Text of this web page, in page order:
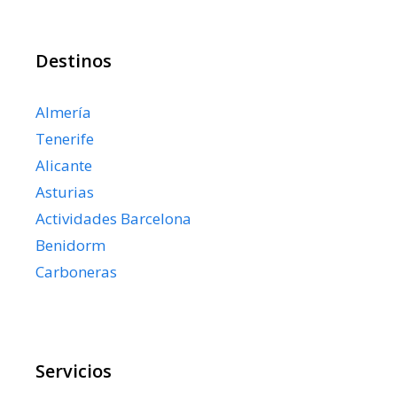
Destinos
Almería
Tenerife
Alicante
Asturias
Actividades Barcelona
Benidorm
Carboneras
Servicios